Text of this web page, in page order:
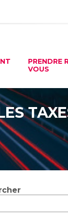
PRENDRE
VOUS